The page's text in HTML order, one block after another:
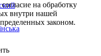
на обработку
внутри нашей
законом.